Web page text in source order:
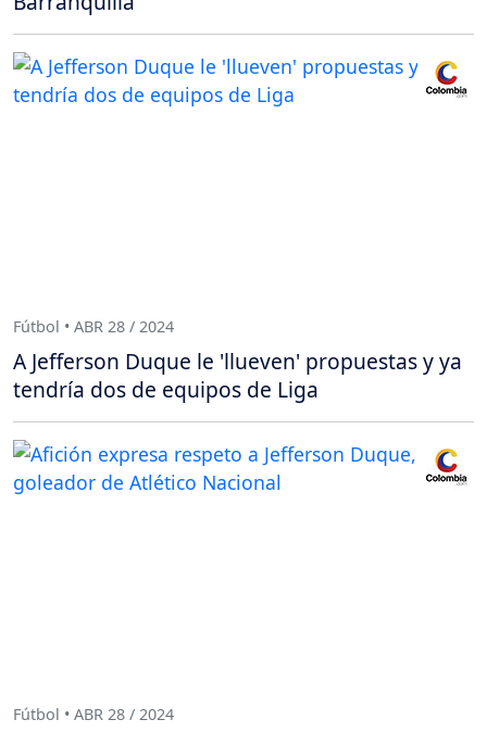
Fútbol • ABR 28 / 2024
A Jefferson Duque le 'llueven' propuestas y ya
tendría dos de equipos de Liga
Fútbol • ABR 28 / 2024